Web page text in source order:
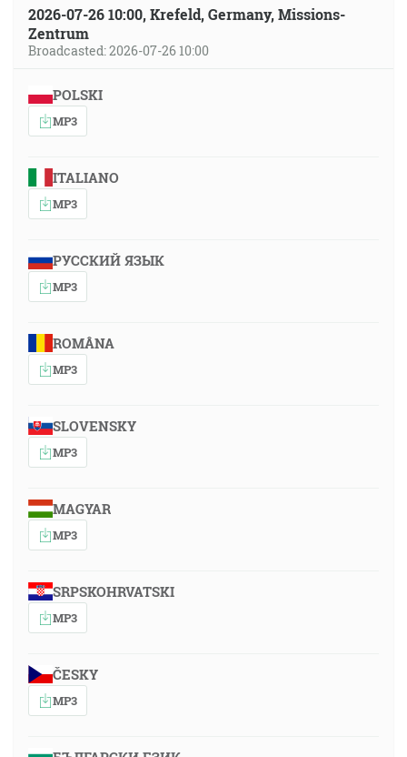
2026-07-26 10:00, Krefeld, Germany, Missions-
Zentrum
Broadcasted: 2026-07-26 10:00
POLSKI
MP3
ITALIANO
MP3
РУССКИЙ ЯЗЫК
MP3
ROMÂNA
MP3
SLOVENSKY
MP3
MAGYAR
MP3
SRPSKOHRVATSKI
MP3
ČESKY
MP3